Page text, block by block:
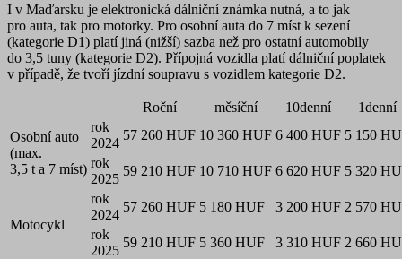
I v Maďarsku je elektronická dálniční známka nutná, a to jak
pro auta, tak pro motorky. Pro osobní auta do 7 míst k sezení
(kategorie D1) platí jiná (nižší) sazba než pro ostatní automobily
do 3,5 tuny (kategorie D2). Přípojná vozidla platí dálniční poplatek
v případě, že tvoří jízdní soupravu s vozidlem kategorie D2.
Roční měsíční 10denní
1denní
Osobní auto
(max.
3,5 t a 7 míst)
rok
2024
57 260 HUF 10 360 HUF 6 400 HUF 5 150
rok
2025
59 210 HUF 10 710 HUF 6 620 HUF 5 320
Motocykl
rok
2024
57 260 HUF 5 180 HUF 3 200 HUF 2 570
rok
2025
59 210 HUF 5 360 HUF 3 310 HUF 2 660